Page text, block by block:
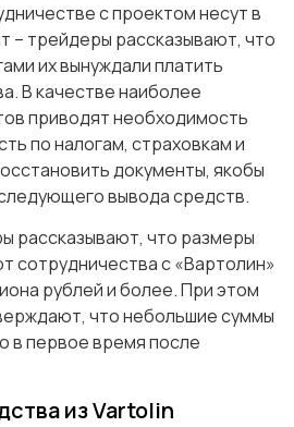
с проектом несут в
– трейдеры рассказывают, что
их вынуждали платить
В качестве наиболее
приводят необходимость
по налогам, страховкам и
документы, якобы
вывода средств.
рассказывают, что размеры
сотрудничества с «Вартолин»
рублей и более. При этом
что небольшие суммы
в первое время после
из Vartolin